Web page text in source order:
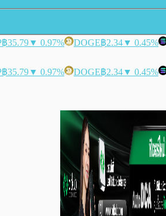
฿35.79▼ 0.97% DOGE฿2.34▼ 0.45%
฿35.79▼ 0.97% DOGE฿2.34▼ 0.45%